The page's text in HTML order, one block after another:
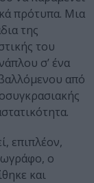
πρότυπα. Μια
της
του
σ’ ένα
από
επιπλέον,
ο
και